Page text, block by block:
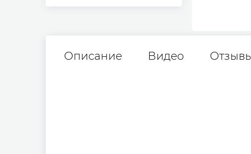
Описание Видео